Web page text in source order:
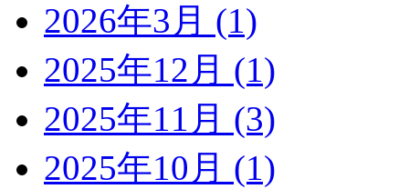
2026年3月 (1)
2025年12月 (1)
2025年11月 (3)
2025年10月 (1)